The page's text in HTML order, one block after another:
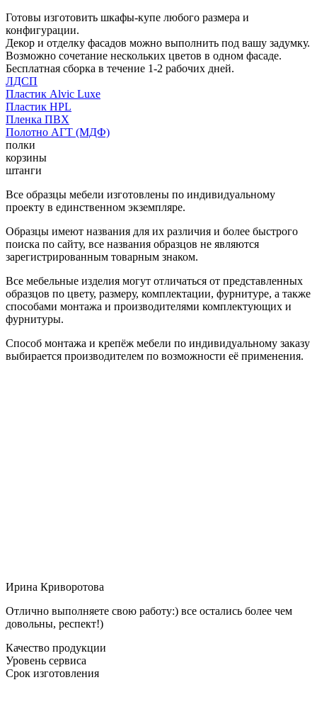
Готовы изготовить шкафы-купе любого размера и
конфигурации.
Декор и отделку фасадов можно выполнить под вашу задумку.
Возможно сочетание нескольких цветов в одном фасаде.
Бесплатная сборка в течение 1-2 рабочих дней.
ЛДСП
Пластик Alvic Luxe
Пластик HPL
Пленка ПВХ
Полотно АГТ (МДФ)
полки
корзины
штанги
Все образцы мебели изготовлены по индивидуальному
проекту в единственном экземпляре.
Образцы имеют названия для их различия и более быстрого
поиска по сайту, все названия образцов не являются
зарегистрированным товарным знаком.
Все мебельные изделия могут отличаться от представленных
образцов по цвету, размеру, комплектации, фурнитуре, а также
способами монтажа и производителями комплектующих и
фурнитуры.
Способ монтажа и крепёж мебели по индивидуальному заказу
выбирается производителем по возможности её применения.
Ирина Криворотова
Отлично выполняете свою работу:) все остались более чем
довольны, респект!)
Качество продукции
Уровень сервиса
Срок изготовления